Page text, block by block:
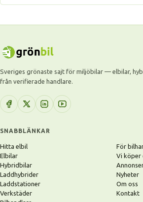
Sveriges grönaste sajt för miljöbilar — elbilar,
från verifierade handlare.
SNABBLÄNKAR
Hitta elbil
Elbilar
Hybridbilar
Laddhybrider
Laddstationer
Verkstäder
För
Vi köper
Nyheter
Om oss
Kontakt